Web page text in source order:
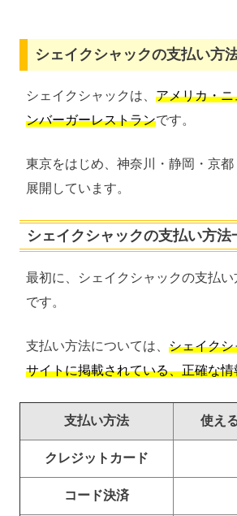
シェイクシャックの支払い方
シェイクシャックは、 アメリカ・
ンバーガーレストランです。
東京をはじめ、神奈川・静岡・京
展開しています。
シェイクシャックの支払い方法
最初に、シェイクシャックの支払
です。
支払い方法については、 シェイク
サイトに掲載されている、正確な情
支払い方法 使え
クレジットカード
コード決済